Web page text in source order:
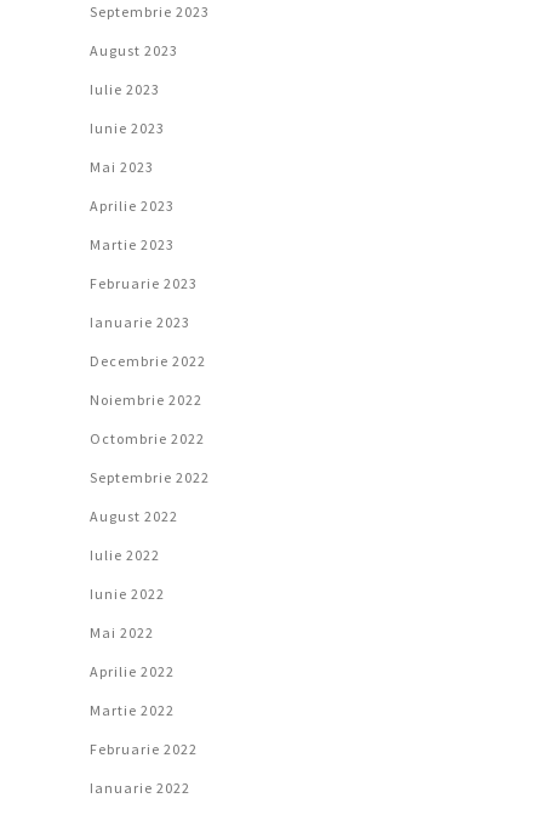
Septembrie 2023
August 2023
Iulie 2023
Iunie 2023
Mai 2023
Aprilie 2023
Martie 2023
Februarie 2023
Ianuarie 2023
Decembrie 2022
Noiembrie 2022
Octombrie 2022
Septembrie 2022
August 2022
Iulie 2022
Iunie 2022
Mai 2022
Aprilie 2022
Martie 2022
Februarie 2022
Ianuarie 2022